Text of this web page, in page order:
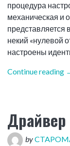
процедура
механическая и
представляется
некий «нулевой
настроены
Continue reading
Драйвер
by